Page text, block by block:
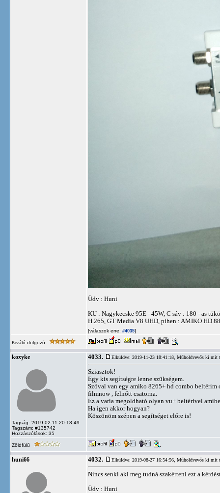
Üdv : Huni
KU : Nagykecske 95E - 45W, C sáv : 180 - as
H.265, GT Media V8 UHD, pihen : AMIKO HD
[válaszok erre: #4035]
Kiváló dolgozó
koxyke
Tagság: 2019-02-11 20:18:49
Tagszám: #135742
Hozzászólások: 35
4033. Elküldve: 2019-11-23 18:41:18, Műholdvevős ki mit
Sziasztok!
Egy kis segítségre lenne szükségem.
Szóval van egy amiko 8265+ hd combo
filmnow , felnőtt csatorna.
Ez a varia megoldható olyan vu+ beltérivel
Ha igen akkor hogyan?
Köszönöm szépen a segítséget előre is!
Zöldfülű
huni66 4032. Elküldve: 2019-08-27 16:54:56, Műholdvevős ki mit
Nincs senki aki meg tudná szakérteni ezt a
Üdv : Huni